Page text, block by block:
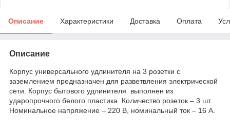
Описание Характеристики Доставка Оплата
Описание
Корпус универсального удлинителя на 3 розетки с
заземлением предназначен для разветвления электрической
сети. Корпус бытового удлинителя выполнен из
ударопрочного белого пластика. Количество розеток – 3 шт.
Номинальное напряжение – 220 В, номинальный ток – 16 А.